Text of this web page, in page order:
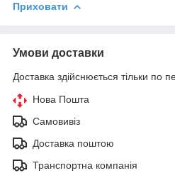
Приховати
Умови доставки
Доставка здійснюється тільки по
Нова Пошта
Самовивіз
Доставка поштою
Транспортна компанія